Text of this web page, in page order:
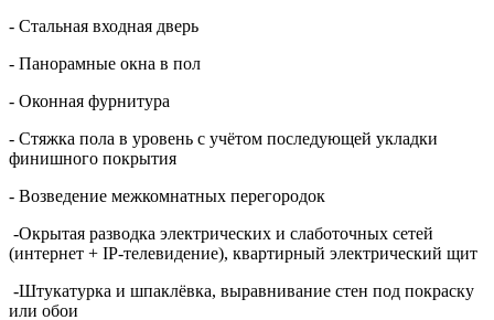
- Стальная входная дверь
- Панорамные окна в пол
- Оконная фурнитура
- Стяжка пола в уровень с учётом последующей укладки
финишного покрытия
- Возведение межкомнатных перегородок
-Окрытая разводка электрических и слаботочных сетей
(интернет + IP-телевидение), квартирный электрический щит
-Штукатурка и шпаклёвка, выравнивание стен под покраску
или обои